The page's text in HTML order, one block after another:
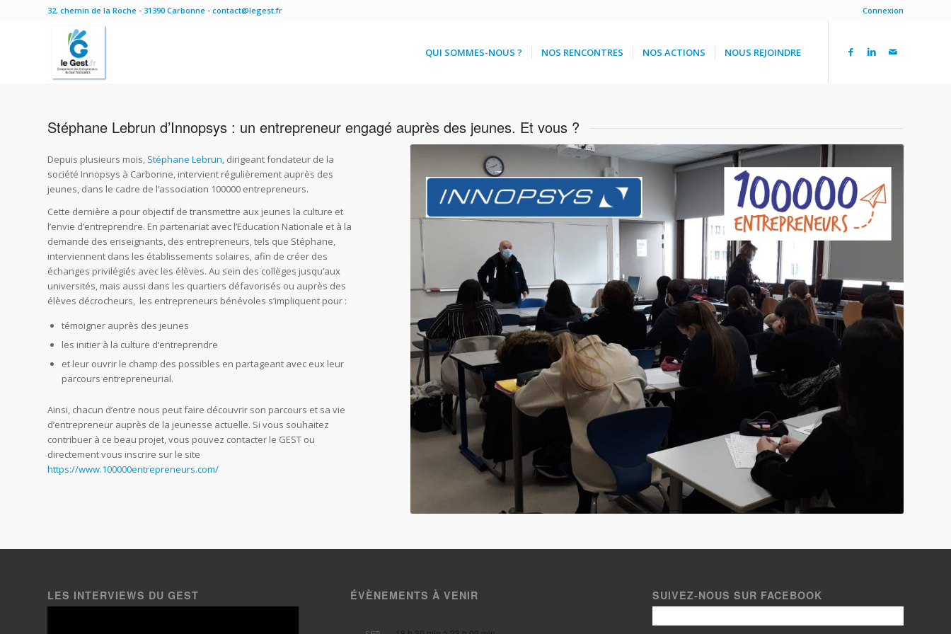
Connexion
32, chemin de la Roche - 31390 Carbonne - contact@legest.fr
QUI SOMMES-NOUS ? NOS RENCONTRES NOS ACTIONS NOUS REJOINDRE
Stéphane Lebrun d’Innopsys : un entrepreneur engagé auprès des jeunes. Et vous ?
Depuis plusieurs mois, Stéphane Lebrun, dirigeant fondateur de la
société Innopsys à Carbonne, intervient régulièrement auprès des
jeunes, dans le cadre de l’association 100000 entrepreneurs.
Cette dernière a pour objectif de transmettre aux jeunes la culture et
l’envie d’entreprendre. En partenariat avec l’Education Nationale et à la
demande des enseignants, des entrepreneurs, tels que Stéphane,
interviennent dans les établissements solaires, afin de créer des
échanges privilégiés avec les élèves. Au sein des collèges jusqu’aux
universités, mais aussi dans les quartiers défavorisés ou auprès des
élèves décrocheurs, les entrepreneurs bénévoles s’impliquent pour :
témoigner auprès des jeunes
les initier à la culture d’entreprendre
et leur ouvrir le champ des possibles en partageant avec eux leur
parcours entrepreneurial.
Ainsi, chacun d’entre nous peut faire découvrir son parcours et sa vie
d’entrepreneur auprès de la jeunesse actuelle. Si vous souhaitez
contribuer à ce beau projet, vous pouvez contacter le GEST ou
directement vous inscrire sur le site
https://www.100000entrepreneurs.com/
LES INTERVIEWS DU GEST ÉVÈNEMENTS À VENIR SUIVEZ-NOUS SUR FACEBOOK